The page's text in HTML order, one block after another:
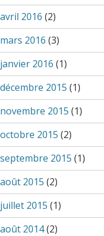
avril 2016 (2)
mars 2016 (3)
janvier 2016 (1)
décembre 2015 (1)
novembre 2015 (1)
octobre 2015 (2)
septembre 2015 (1)
août 2015 (2)
juillet 2015 (1)
août 2014(2)